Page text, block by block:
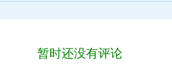
暂时还没有评论